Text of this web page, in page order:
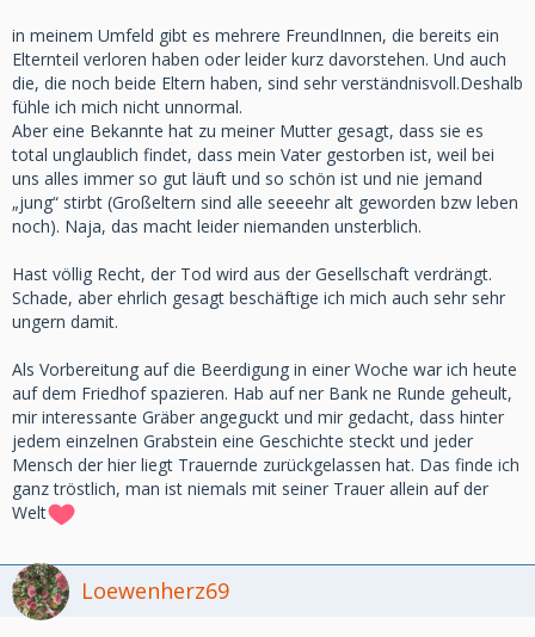
in meinem Umfeld gibt es mehrere FreundInnen, die bereits ein
Elternteil verloren haben oder leider kurz davorstehen. Und auch
die, die noch beide Eltern haben, sind sehr verständnisvoll.Deshalb
fühle ich mich nicht unnormal.
Aber eine Bekannte hat zu meiner Mutter gesagt, dass sie es
total unglaublich findet, dass mein Vater gestorben ist, weil bei
uns alles immer so gut läuft und so schön ist und nie jemand
„jung“ stirbt (Großeltern sind alle seeeehr alt geworden bzw leben
noch). Naja, das macht leider niemanden unsterblich.
Hast völlig Recht, der Tod wird aus der Gesellschaft verdrängt.
Schade, aber ehrlich gesagt beschäftige ich mich auch sehr sehr
ungern damit.
Als Vorbereitung auf die Beerdigung in einer Woche war ich heute
auf dem Friedhof spazieren. Hab auf ner Bank ne Runde geheult,
mir interessante Gräber angeguckt und mir gedacht, dass hinter
jedem einzelnen Grabstein eine Geschichte steckt und jeder
Mensch der hier liegt Trauernde zurückgelassen hat. Das finde ich
ganz tröstlich, man ist niemals mit seiner Trauer allein auf der
Welt
Loewenherz69